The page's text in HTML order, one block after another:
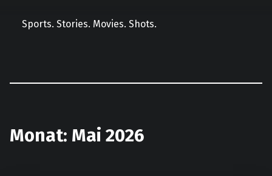
Sports. Stories. Movies. Shots.
Monat: Mai 2026